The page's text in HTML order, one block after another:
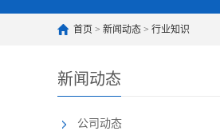
首页 > 新闻动态 > 行业知识
新闻动态
公司动态